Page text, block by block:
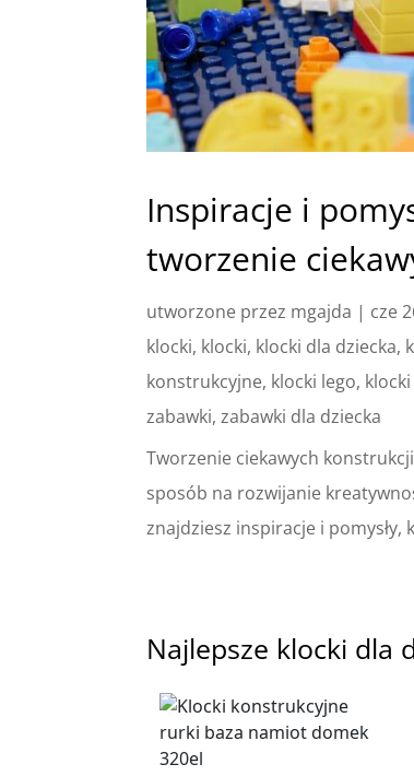
Inspiracje i
tworzenie
utworzone przez mgajda | cze
klocki, klocki, klocki dla dziecka,
konstrukcyjne, klocki lego,
zabawki,zabawki dla dziecka
Tworzenie ciekawych
sposób na rozwijanie
znajdziesz inspiracje i
Najlepsze klocki dla